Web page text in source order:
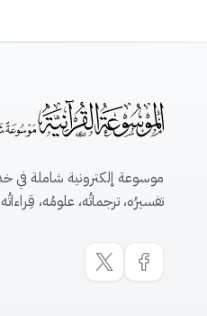
موسوعة إلكترونية شاملة في
تفسيرُه، ترجماتُه، علومُه،